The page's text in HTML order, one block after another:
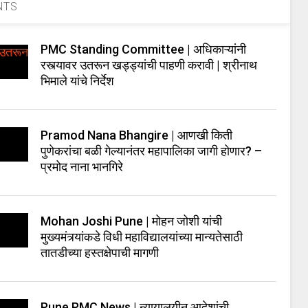
PMC Standing Committee | अधिकाऱ्यांनी
रस्त्यावर उतरून खड्ड्यांची पाहणी करावी | श्रीनाथ
भिमाले यांचे निर्देश
Pramod Nana Bhangire | आणखी किती
पुणेकरांचा बळी गेल्यानंतर महापालिका जागी होणार? –
प्रमोद नाना भानगिरे
Mohan Joshi Pune | मोहन जोशी यांची
मुख्यमंत्र्यांकडे विधी महाविद्यालयांच्या मान्यतेसाठी
तातडीच्या हस्तक्षेपाची मागणी